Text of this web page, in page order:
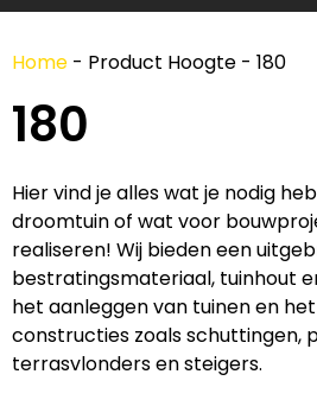
Home - Product Hoogte - 180
180
Hier vind je alles wat je nodig
droomtuin of wat voor
realiseren! Wij bieden een
bestratingsmateriaal, tuinhout
het aanleggen van tuinen en
constructies zoals schuttingen,
terrasvlonders en steigers.